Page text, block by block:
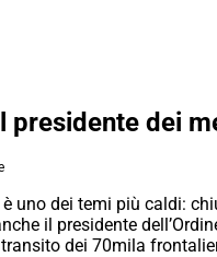
presidente dei
uno dei temi più caldi:
il presidente
dei 70mila